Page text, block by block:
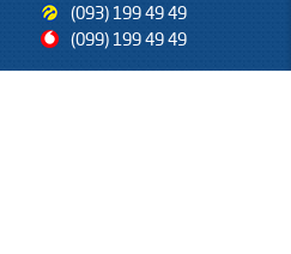
(093) 199 49 49
(099) 199 49 49